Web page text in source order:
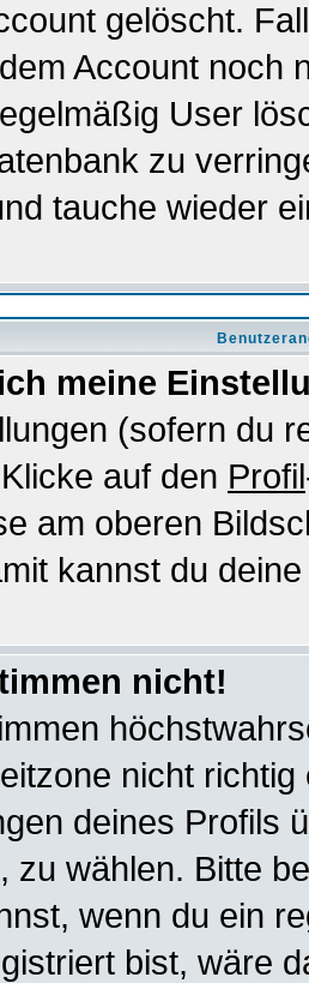
gelöscht.
Account noch
User
zu
tauche wieder
meine
(sofern du
auf den Profil
am oberen
kannst du
nicht!
nicht
deines Profils
zu wählen. Bitte
wenn du ein
bist, wäre